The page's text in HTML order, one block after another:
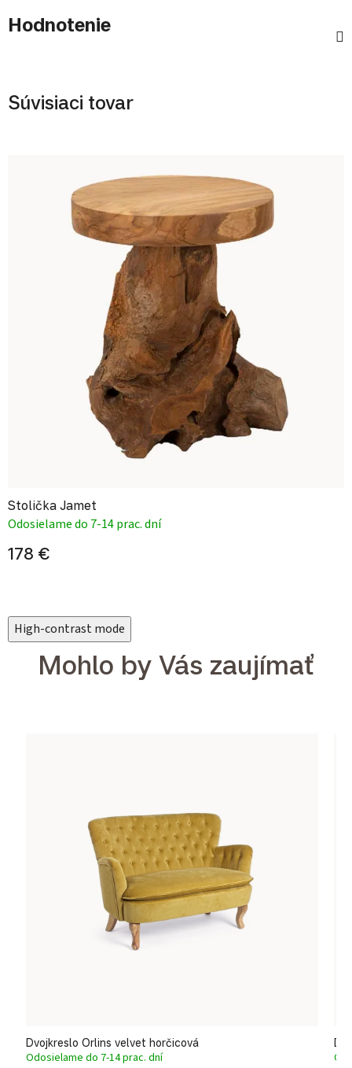
Hodnotenie
Súvisiaci tovar
Stolička Jamet
Odosielame do 7-14 prac. dní
178 €
High-contrast mode
Mohlo by Vás zaujímať
Dvojkreslo Orlins velvet horčicová
Odosielame do 7-14 prac. dní